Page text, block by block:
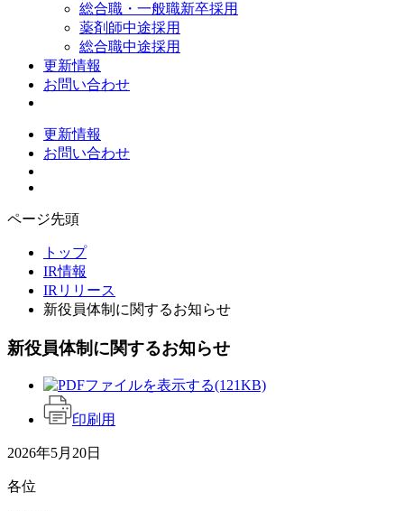
総合職・一般職新卒採用
薬剤師中途採用
総合職中途採用
更新情報
お問い合わせ
更新情報
お問い合わせ
ページ先頭
トップ
IR情報
IRリリース
新役員体制に関するお知らせ
新役員体制に関するお知らせ
(121KB)
印刷用
2026年5月20日
各位